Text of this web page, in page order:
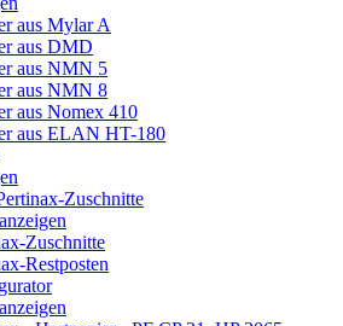
aus Mylar A
aus DMD
aus NMN 5
aus NMN 8
aus Nomex 410
aus ELAN HT-180
Zuschnitte
Zuschnitte
Restposten